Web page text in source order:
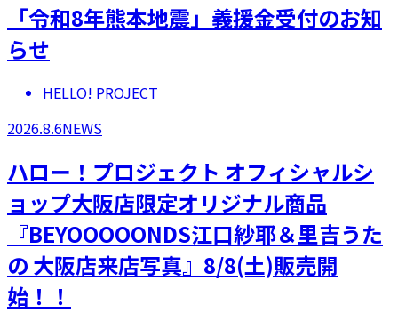
「令和8年熊本地震」義援金受付のお知
らせ
HELLO! PROJECT
2026.8.6NEWS
ハロー！プロジェクト オフィシャルシ
ョップ大阪店限定オリジナル商品
『BEYOOOOONDS江口紗耶＆里吉うた
の 大阪店来店写真』8/8(土)販売開
始！！